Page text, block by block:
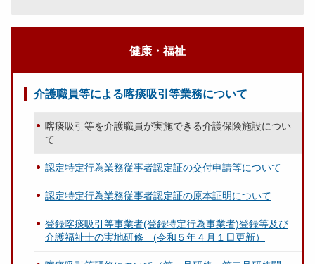
健康・福祉
介護職員等による喀痰吸引等業務について
喀痰吸引等を介護職員が実施できる介護保険施設につい
て
認定特定行為業務従事者認定証の交付申請等について
認定特定行為業務従事者認定証の原本証明について
登録喀痰吸引等事業者(登録特定行為事業者)登録等及び
介護福祉士の実地研修 (令和５年４月１日更新）